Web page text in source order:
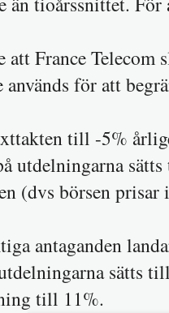
att France
används för att
till -5%
utdelningarna
(dvs börsen
antaganden
sätts
till 11%.